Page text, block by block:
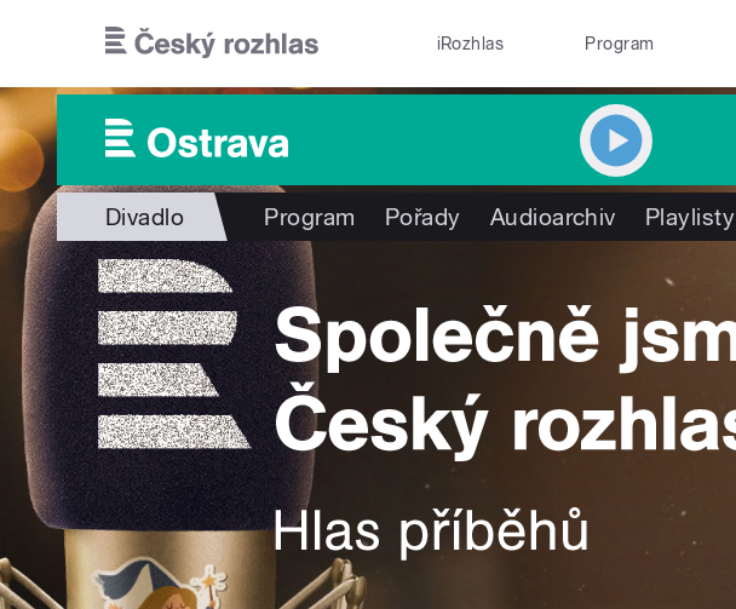
iRozhlas Program
Divadlo Program Pořady Audioarchiv Playlisty